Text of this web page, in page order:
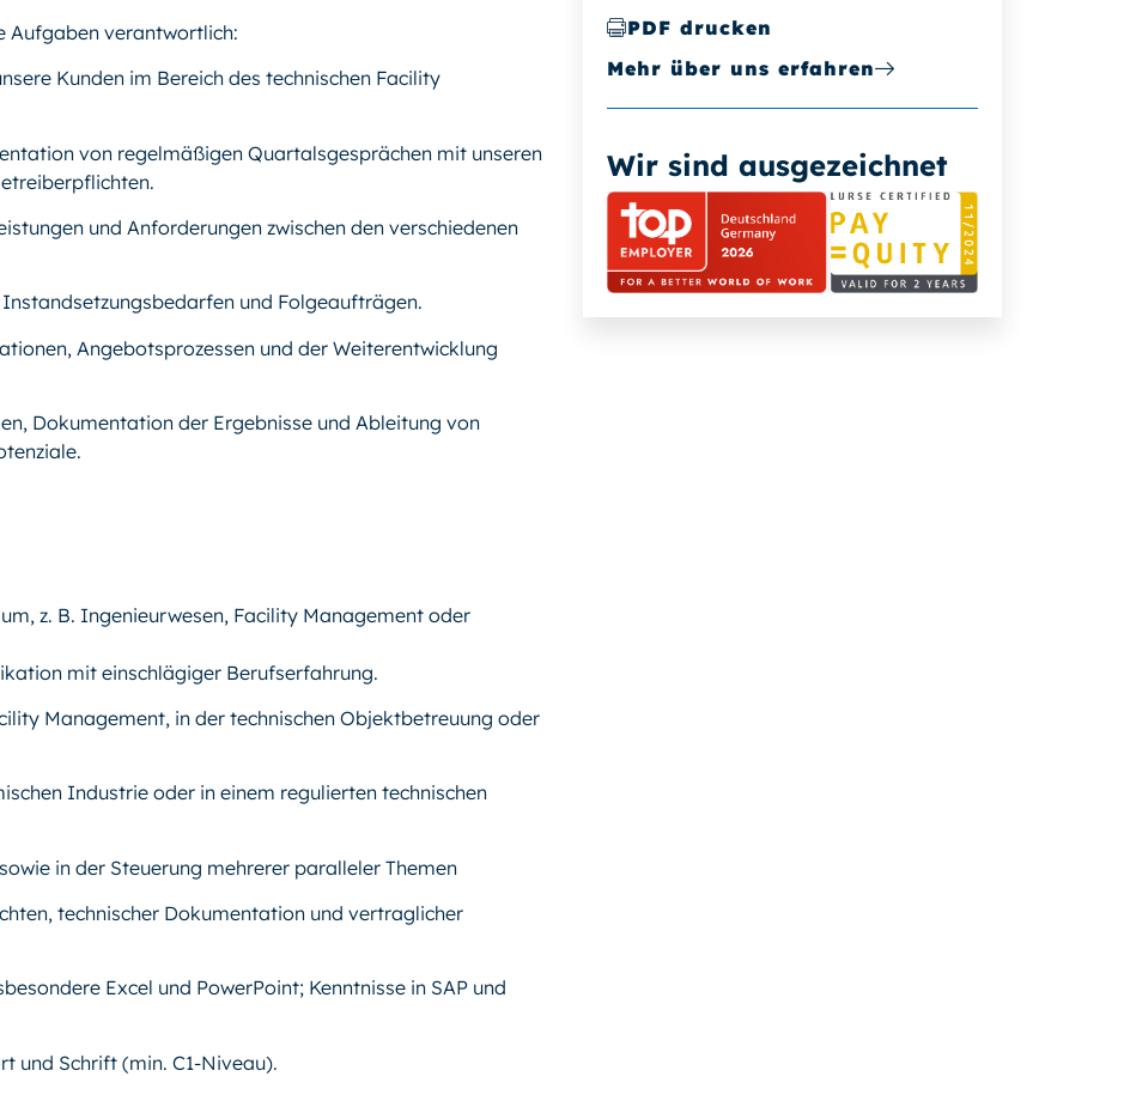
Aufgaben verantwortlich:
Kunden im Bereich des technischen Facility
von regelmäßigen Quartalsgesprächen mit unseren
und Anforderungen zwischen den verschiedenen
und Folgeaufträgen.
Angebotsprozessen und der Weiterentwicklung
Dokumentation der Ergebnisse und Ableitung von
z. B. Ingenieurwesen, Facility Management oder
mit einschlägiger Berufserfahrung.
Management, in der technischen Objektbetreuung oder
Industrie oder in einem regulierten technischen
in der Steuerung mehrerer paralleler Themen
technischer Dokumentation und vertraglicher
Excel und PowerPoint; Kenntnisse in SAP und
und Schrift (min. C1-Niveau).
PDF drucken
Mehr über uns erfahren
Wir sind ausgezeichnet